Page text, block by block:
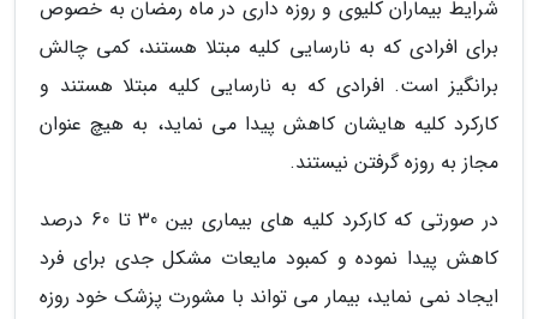
شرایط بیماران کلیوی و روزه داری در ماه رمضان به خصوص
برای افرادی که به نارسایی کلیه مبتلا هستند، کمی چالش
برانگیز است. افرادی که به نارسایی کلیه مبتلا هستند و
کارکرد کلیه هایشان کاهش پیدا می نماید، به هیچ عنوان
مجاز به روزه گرفتن نیستند.
در صورتی که کارکرد کلیه های بیماری بین 30 تا 60 درصد
کاهش پیدا نموده و کمبود مایعات مشکل جدی برای فرد
ایجاد نمی نماید، بیمار می تواند با مشورت پزشک خود روزه